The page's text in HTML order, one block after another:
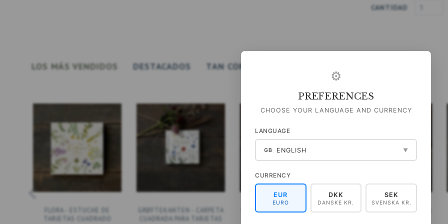
CANTIDAD
LOS MÁS VENDIDOS DESTACADOS TAN COMPRADO
FLORA - ESTUCHE DE
TARJETAS CUADRADO
GRØFTEKANTEN - CARPETA
CUADRADA PARA TARJETAS
ROSA SILVESTRE - CARPETA
SOMMERKRANSE - CARPETA
⚙
PREFERENCES
CHOOSE YOUR LANGUAGE AND CURRENCY
LANGUAGE
GB ENGLISH ▼
CURRENCY
EUR
EURO
DKK
DANSKE KR.
SEK
SVENSKA KR.